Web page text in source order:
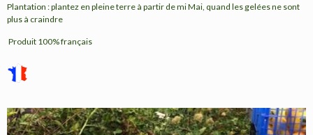
Plantation : plantez en pleine terre à partir de mi Mai, quand les gelées ne sont
plus à craindre
Produit 100% français